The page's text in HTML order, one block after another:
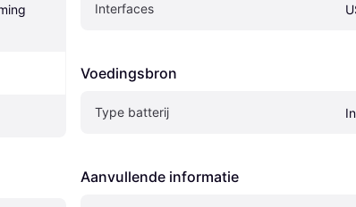
Interfaces
Voedingsbron
Type batterij
Aanvullende informatie